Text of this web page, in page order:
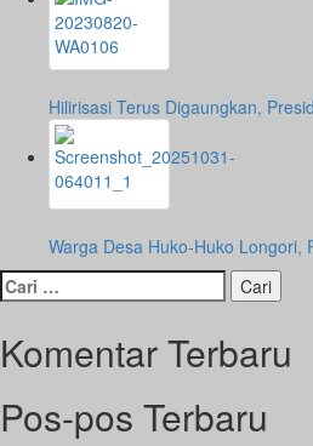
Hilirisasi Terus Digaungkan,
Warga Desa Huko-Huko
Cari
untuk:
Komentar Terbaru
Pos-pos Terbaru